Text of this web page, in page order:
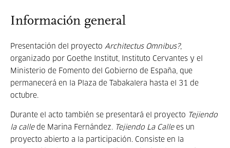
Información general
Presentación del proyecto Architectus Omnibus?,
organizado por Goethe Institut, Instituto Cervantes y el
Ministerio de Fomento del Gobierno de España, que
permanecerá en la Plaza de Tabakalera hasta el 31 de
octubre.
Durante el acto también se presentará el proyecto Tejiendo
la callede Marina Fernández. Tejiendo La Callees un
proyecto abierto a la participación. Consiste en la